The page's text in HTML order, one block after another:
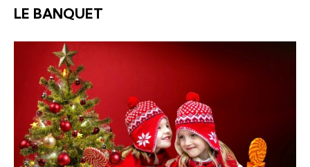
LE BANQUET